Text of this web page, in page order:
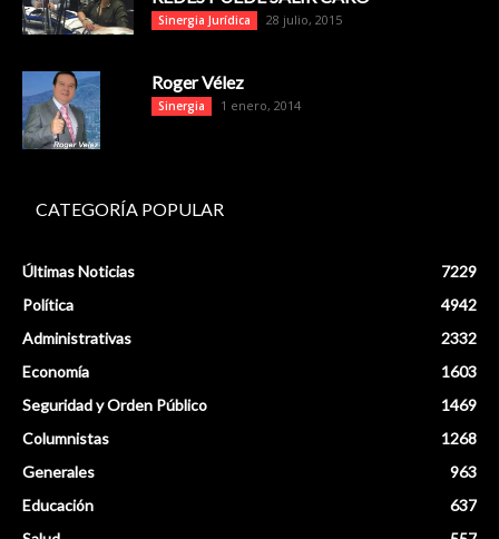
Sinergia Jurídica 28 julio, 2015
Roger Vélez
Sinergia 1 enero, 2014
CATEGORÍA POPULAR
Últimas Noticias
7229
Política
4942
Administrativas
2332
Economía
1603
Seguridad y Orden Público
1469
Columnistas
1268
Generales
963
Educación
637